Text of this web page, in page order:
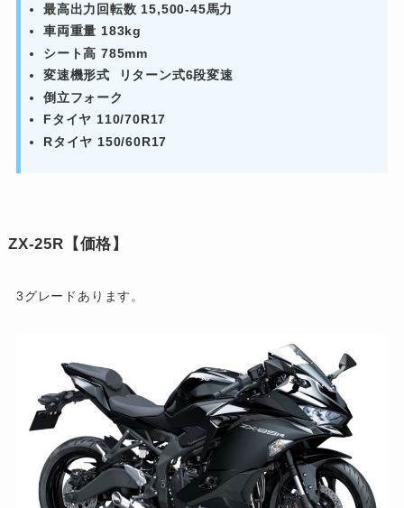
最高出力回転数 15,500-45馬力
車両重量 183kg
シート高 785mm
変速機形式 リターン式6段変速
倒立フォーク
Fタイヤ 110/70R17
Rタイヤ 150/60R17
ZX-25R【価格】
3グレードあります。